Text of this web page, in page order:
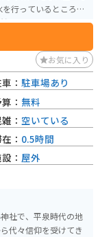
の感じるにはもって
を楽しめるのでおす
お気に入り
社で、平泉時代の地
代々信仰を受けてき
： 駐車場あり
： 無料
： 空いている
： 0.5時間
： 屋外